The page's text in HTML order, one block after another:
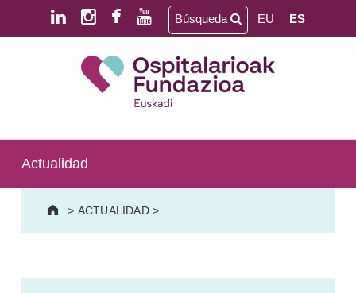
Saltar al contenido principal
Saltar al pie de página
SALUD MENTAL | DISCAPACIDAD INTELECTUAL | NEURORREHABILITACIÓN Y DAÑO CEREBRAL | PERSONA MAYOR
Búsqueda EU ES
Actualidad
> ACTUALIDAD>